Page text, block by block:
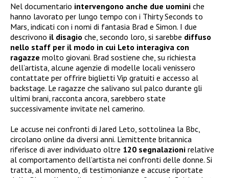
Nel documentario intervengono anche due uomini che
hanno lavorato per lungo tempo con i Thirty Seconds to
Mars, indicati con i nomi di fantasia Brad e Simon. I due
descrivono il disagio che, secondo loro, si sarebbe diffuso
nello staff per il modo in cui Leto interagiva con
ragazze molto giovani. Brad sostiene che, su richiesta
dell’artista, alcune agenzie di modelle locali venissero
contattate per offrire biglietti Vip gratuiti e accesso al
backstage. Le ragazze che salivano sul palco durante gli
ultimi brani, racconta ancora, sarebbero state
successivamente invitate nel camerino.
Le accuse nei confronti di Jared Leto, sottolinea la Bbc,
circolano online da diversi anni. L’emittente britannica
riferisce di aver individuato oltre 120 segnalazioni relative
al comportamento dell’artista nei confronti delle donne. Si
tratta, al momento, di testimonianze e accuse riportate